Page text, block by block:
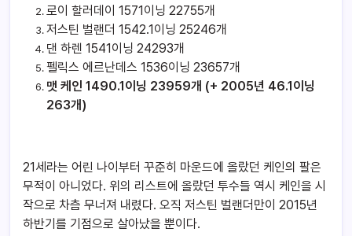
로이 할러데이 1571이닝 22755개
저스틴 벌랜더 1542.1이닝 25246개
댄 하렌 1541이닝 24293개
펠릭스 에르난데스 1536이닝 23657개
맷 케인 1490.1이닝 23959개 (+ 2005년 46.1이닝
263개)
21세라는 어린 나이부터 꾸준히 마운드에 올랐던 케인의 팔은
무적이 아니었다. 위의 리스트에 올랐던 투수들 역시 케인을 시
작으로 차츰 무너져 내렸다. 오직 저스틴 벌랜더만이 2015년
하반기를 기점으로 살아났을 뿐이다.